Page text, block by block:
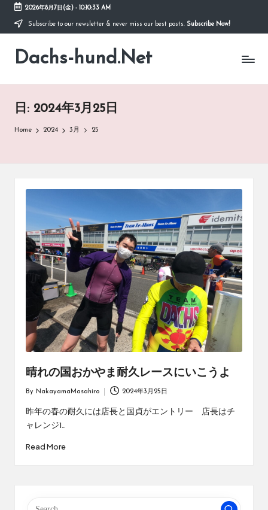
Skip
content
2026年8月7日(金)- 10:10:33 AM
Subscribe to our newsletter & never miss our best posts. Subscribe Now!
Dachs-hund.Net
日: 2024年3月25日
Home 2024 3月 25
晴れの国おかやま耐久レースにいこうよ
by
By NakayamaMasahiro 2024年3月25日
昨年の春の耐久には店長と国貞がエントリー 店長はチ
ャレンジ1…
Read More